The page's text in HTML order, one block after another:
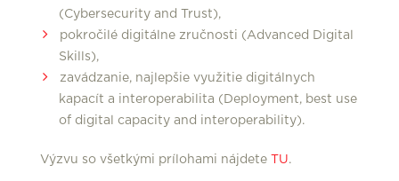
(Cybersecurity and Trust),
pokročilé digitálne zručnosti (Advanced Digital
Skills),
zavádzanie, najlepšie využitie digitálnych
kapacít a interoperabilita (Deployment, best use
of digital capacity and interoperability).
Výzvu so všetkými prílohami nájdete TU.